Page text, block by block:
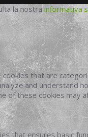
la nostra informativa
that are
and understand
of these cookies may
that ensures basic